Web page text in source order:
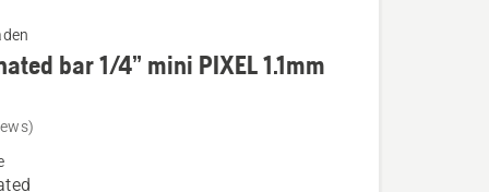
bar 1/4” mini PIXEL 1.1mm